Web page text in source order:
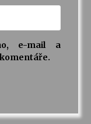
e-mail a